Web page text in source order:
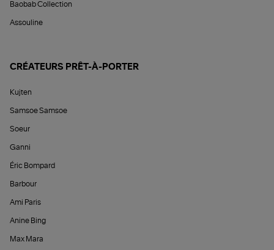
Baobab Collection
Assouline
CRÉATEURS PRÊT-À-PORTER
Kujten
Samsoe Samsoe
Soeur
Ganni
Éric Bompard
Barbour
Ami Paris
Anine Bing
Max Mara